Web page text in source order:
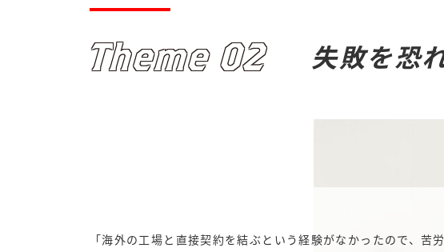
Theme 02 失敗を恐
「海外の工場と直接契約を結ぶという経験がなかったので、苦